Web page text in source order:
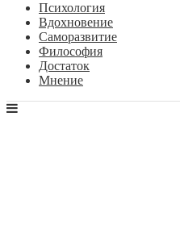
Психология
Вдохновение
Саморазвитие
Философия
Достаток
Мнение